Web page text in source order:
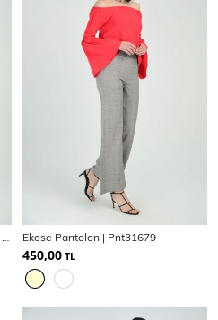
Yandan Fermuarlı Ekose Pantolon | Pnt31718 Ekose Pantolon | Pnt31679
450,00 TL